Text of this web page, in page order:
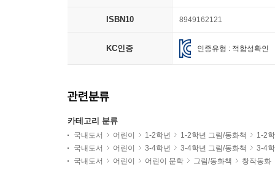
ISBN10 8949162121
KC인증 인증유형 : 적합성확인
관련분류
카테고리 분류
국내도서 어린이 1-2학년 1-2학년 그림/동화책
1-2
국내도서
어린이 3-4학년 3-4학년 그림/동화책
3-4
국내도서
어린이 어린이 문학 그림/동화책 창작동화